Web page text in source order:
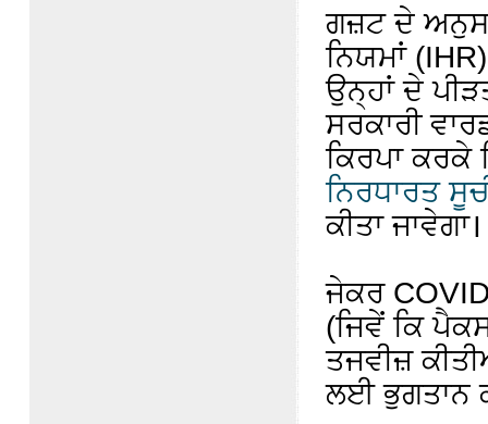
ਗਜ਼ਟ ਦੇ
ਨਿਯਮਾਂ
ਉਨ੍ਹਾਂ ਦੇ
ਸਰਕਾਰੀ
ਕਿਰਪਾ
ਨਿਰਧਾਰਤ
ਕੀਤਾ
ਜੇਕਰ
(ਜਿਵੇਂ ਕਿ
ਤਜਵੀਜ਼
ਲਈ ਭੁਗਤਾਨ